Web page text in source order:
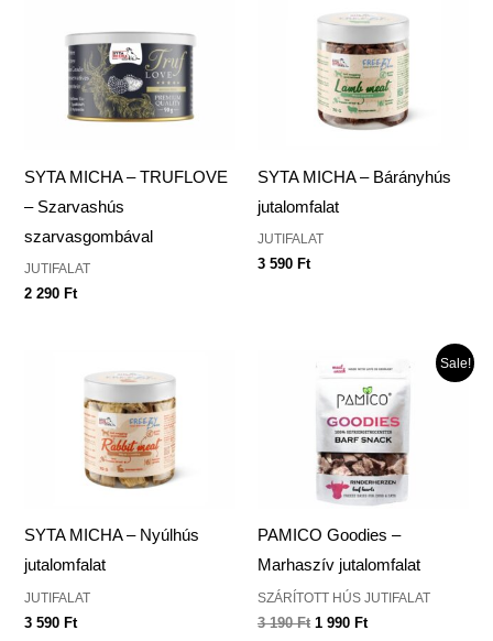
SYTA MICHA – TRUFLOVE
– Szarvashús
szarvasgombával
JUTIFALAT
2 290 Ft
SYTA MICHA – Bárányhús
jutalomfalat
JUTIFALAT
3 590 Ft
SYTA MICHA – Nyúlhús
jutalomfalat
JUTIFALAT
3 590 Ft
Sale!
PAMICO Goodies –
Marhaszív jutalomfalat
SZÁRÍTOTT HÚS JUTIFALAT
3 190Ft
price
was:
190 Ft.
1 990 Ft
price
is:
1
990 Ft.